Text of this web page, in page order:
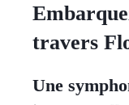
travers
Une